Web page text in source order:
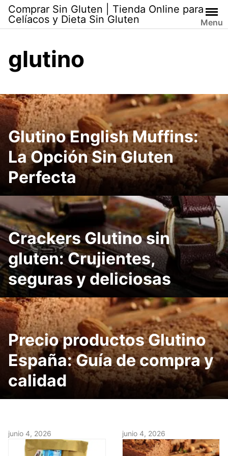
Skip
content
Comprar Sin Gluten | Tienda Online para
Celíacos y Dieta Sin Gluten
Menu
glutino
Glutino English Muffins:
La Opción Sin Gluten
Perfecta
Crackers Glutino sin
gluten: Crujientes,
seguras y deliciosas
Precio productos Glutino
España: Guía de compra y
calidad
junio 4, 2026 junio 4, 2026